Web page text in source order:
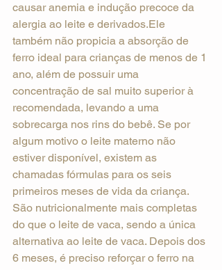
causar anemia e indução precoce da
alergia ao leite e derivados.Ele
também não propicia a absorção de
ferro ideal para crianças de menos de 1
ano, além de possuir uma
concentração de sal muito superior à
recomendada, levando a uma
sobrecarga nos rins do bebê. Se por
algum motivo o leite materno não
estiver disponível, existem as
chamadas fórmulas para os seis
primeiros meses de vida da criança.
São nutricionalmente mais completas
do que o leite de vaca, sendo a única
alternativa ao leite de vaca. Depois dos
6 meses, é preciso reforçar o ferro na